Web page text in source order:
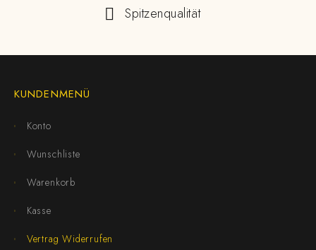
Spitzenqualität
KUNDENMENÜ
Konto
Wunschliste
Warenkorb
Kasse
Vertrag Widerrufen